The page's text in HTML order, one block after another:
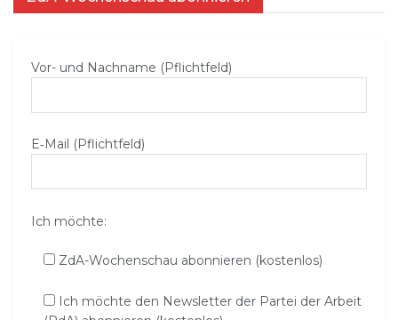
Vor- und Nachname (Pflichtfeld)
E‑Mail (Pflichtfeld)
Ich möchte:
ZdA-Wochenschau abonnieren (kostenlos)
Ich möchte den Newsletter der Partei der Arbeit